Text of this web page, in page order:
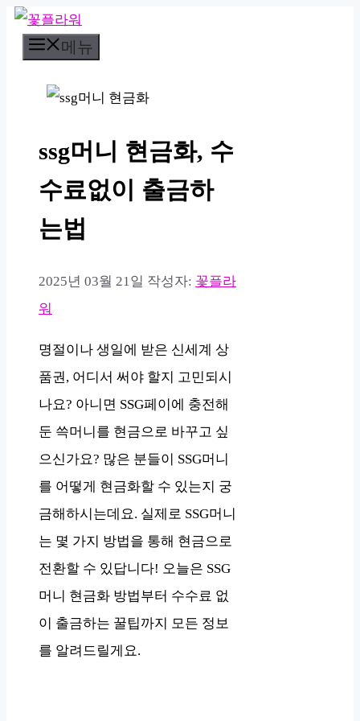
컨
메뉴
ssg머니 현금화, 수
수료없이 출금하
는법
2025년 03월 21일 작성자: 꽃플라
워
명절이나 생일에 받은 신세계 상
품권, 어디서 써야 할지 고민되시
나요? 아니면 SSG페이에 충전해
둔 쓱머니를 현금으로 바꾸고 싶
으신가요? 많은 분들이 SSG머니
를 어떻게 현금화할 수 있는지 궁
금해하시는데요. 실제로 SSG머니
는 몇 가지 방법을 통해 현금으로
전환할 수 있답니다! 오늘은 SSG
머니 현금화 방법부터 수수료 없
이 출금하는 꿀팁까지 모든 정보
를 알려드릴게요.